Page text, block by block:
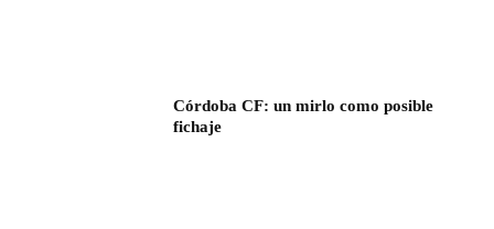
Córdoba CF: un mirlo como posible
fichaje